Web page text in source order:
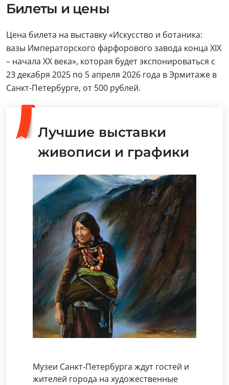
Билеты и цены
Цена билета на выставку «Искусство и ботаника:
вазы Императорского фарфорового завода конца XIX
– начала XX века», которая будет экспонироваться с
23 декабря 2025 по 5 апреля 2026 года в Эрмитаже в
Санкт-Петербурге, от 500 рублей.
Лучшие выставки
живописи и графики
Музеи Санкт-Петербурга ждут гостей и
жителей города на художественные